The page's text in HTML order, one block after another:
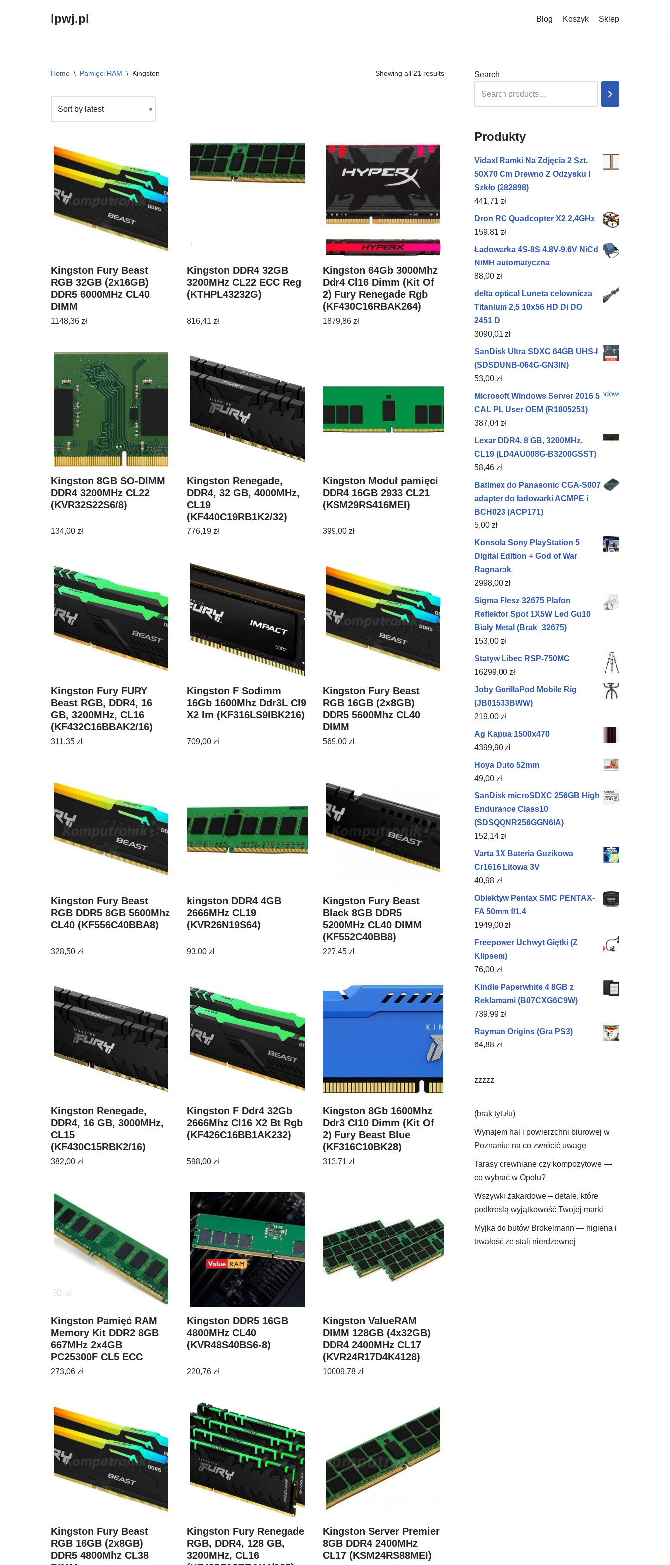
lpwj.pl Blog Koszyk Sklep
Home \ Pamięci RAM \ Kingston Showing all 21 results
Kingston Fury Beast
RGB 32GB (2x16GB)
DDR5 6000MHz CL40
DIMM
(KF560C40BBAK232)
1148,36 zł
Kingston DDR4 32GB
3200MHz CL22 ECC Reg
(KTHPL43232G)
816,41 zł
Kingston 64Gb 3000Mhz
Ddr4 Cl16 Dimm (Kit Of
2) Fury Renegade Rgb
(KF430C16RBAK264)
1879,86zł
Kingston 8GB SO-DIMM
DDR4 3200MHz CL22
(KVR32S22S6/8)
134,00 zł
Kingston Renegade,
DDR4, 32 GB, 4000MHz,
CL19
(KF440C19RB1K2/32)
776,19 zł
Kingston Moduł pamięci
DDR4 16GB 2933 CL21
(KSM29RS416MEI)
399,00zł
Kingston Fury FURY
Beast RGB, DDR4, 16
GB, 3200MHz, CL16
(KF432C16BBAK2/16)
311,35 zł
Kingston F Sodimm
16Gb 1600Mhz Ddr3L Cl9
X2 Im (KF316LS9IBK216)
709,00 zł
Kingston Fury Beast
RGB 16GB (2x8GB)
DDR5 5600Mhz CL40
DIMM
(KF556C40BBAK216)
569,00zł
Kingston Fury Beast
RGB DDR5 8GB 5600Mhz
CL40 (KF556C40BBA8)
328,50 zł
kingston DDR4 4GB
2666MHz CL19
(KVR26N19S64)
93,00 zł
Kingston Fury Beast
Black 8GB DDR5
5200MHz CL40 DIMM
(KF552C40BB8)
227,45zł
Kingston Renegade,
DDR4, 16 GB, 3000MHz,
CL15
(KF430C15RBK2/16)
382,00 zł
Kingston F Ddr4 32Gb
2666Mhz Cl16 X2 Bt Rgb
(KF426C16BB1AK232)
598,00 zł
Kingston 8Gb 1600Mhz
Ddr3 Cl10 Dimm (Kit Of
2) Fury Beast Blue
(KF316C10BK28)
313,71zł
Kingston Pamięć RAM
Memory Kit DDR2 8GB
667MHz 2x4GB
PC25300F CL5 ECC
(KTM57808G)
273,06 zł
Kingston DDR5 16GB
4800MHz CL40
(KVR48S40BS6-8)
220,76 zł
Kingston ValueRAM
DIMM 128GB (4x32GB)
DDR4 2400MHz CL17
(KVR24R17D4K4128)
10009,78zł
Kingston Fury Beast
RGB 16GB (2x8GB)
DDR5 4800Mhz CL38
Kingston Fury Renegade
RGB, DDR4, 128 GB,
3200MHz, CL16
Kingston Server Premier
8GB DDR4 2400MHz
CL17 (KSM24RS88MEI)
Search
Produkty
Vidaxl Ramki Na Zdjęcia 2 Szt.
50X70 Cm Drewno Z Odzysku I
Szkło (282898)
441,71 zł
Dron RC Quadcopter X2 2,4GHz
159,81 zł
Ładowarka 4S-8S 4.8V-9.6V NiCd
NiMH automatyczna
88,00 zł
delta optical Luneta celownicza
Titanium 2,5 10x56 HD Di DO
2451 D
3090,01 zł
SanDisk Ultra SDXC 64GB UHS-I
(SDSDUNB-064G-GN3IN)
53,00 zł
Microsoft Windows Server 2016 5
CAL PL User OEM (R1805251)
387,04 zł
Lexar DDR4, 8 GB, 3200MHz,
CL19 (LD4AU008G-B3200GSST)
58,46 zł
Batimex do Panasonic CGA-S007
adapter do ładowarki ACMPE i
BCH023 (ACP171)
5,00 zł
Konsola Sony PlayStation 5
Digital Edition + God of War
Ragnarok
2998,00 zł
Sigma Flesz 32675 Plafon
Reflektor Spot 1X5W Led Gu10
Biały Metal (Brak_32675)
153,00 zł
Statyw Libec RSP-750MC
16299,00 zł
Joby GorillaPod Mobile Rig
(JB01533BWW)
219,00 zł
Ag Kapua 1500x470
4399,90 zł
Hoya Duto 52mm
49,00 zł
SanDisk microSDXC 256GB High
Endurance Class10
(SDSQQNR256GGN6IA)
152,14 zł
Varta 1X Bateria Guzikowa
Cr1616 Litowa 3V
40,98 zł
Obiektyw Pentax SMC PENTAX-
FA 50mm f/1.4
1949,00 zł
Freepower Uchwyt Giętki (Z
Klipsem)
76,00 zł
Kindle Paperwhite 4 8GB z
Reklamami (B07CXG6C9W)
739,99 zł
Rayman Origins (Gra PS3)
64,88 zł
zzzzz
(brak tytułu)
Wynajem hal i powierzchni biurowej w
Poznaniu: na co zwrócić uwagę
Tarasy drewniane czy kompozytowe —
co wybrać w Opolu?
Wszywki żakardowe – detale, które
podkreślą wyjątkowość Twojej marki
Myjka do butów Brokelmann — higiena i
trwałość ze stali nierdzewnej